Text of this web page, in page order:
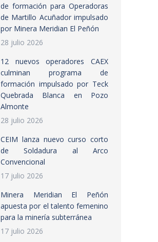
de formación para Operadoras
de Martillo Acuñador impulsado
por Minera Meridian El Peñón
28 julio 2026
12 nuevos operadores CAEX
culminan programa de
formación impulsado por Teck
Quebrada Blanca en Pozo
Almonte
28 julio 2026
CEIM lanza nuevo curso corto
de Soldadura al Arco
Convencional
17 julio 2026
Minera Meridian El Peñón
apuesta por el talento femenino
para la minería subterránea
17 julio 2026